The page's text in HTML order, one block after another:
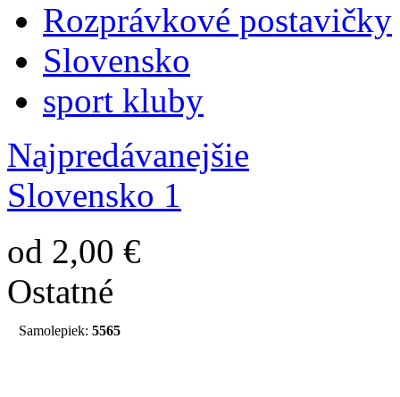
Rozprávkové postavičky
Slovensko
sport kluby
Najpredávanejšie
Slovensko 1
od 2,00 €
Ostatné
Samolepiek: 5565